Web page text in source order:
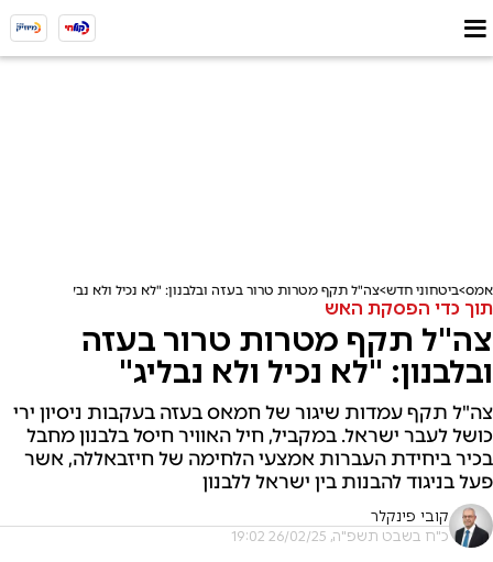
אמס ביטחוני חדש צה"ל תקף מטרות טרור בעזה ובלבנון: "לא נכיל ולא נבליג"
תוך כדי הפסקת האש
צה"ל תקף מטרות טרור בעזה
ובלבנון: "לא נכיל ולא נבליג"
צה"ל תקף עמדות שיגור של חמאס בעזה בעקבות ניסיון ירי
כושל לעבר ישראל. במקביל, חיל האוויר חיסל בלבנון מחבל
בכיר ביחידת העברות אמצעי הלחימה של חיזבאללה, אשר
פעל בניגוד להבנות בין ישראל ללבנון
קובי פינקלר
כ"ח בשבט תשפ"ה, 26/02/25 19:02